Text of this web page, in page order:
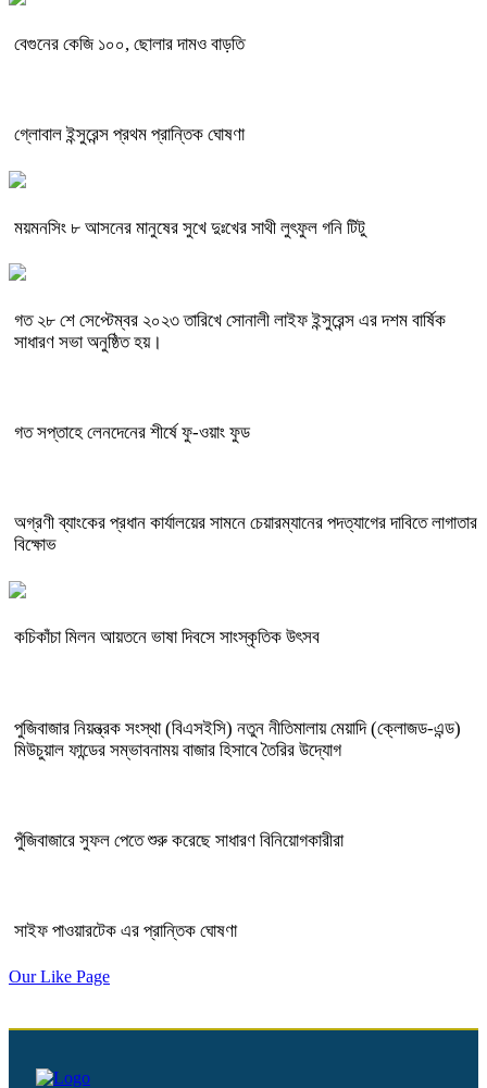
বেগুনের কেজি ১০০, ছোলার দামও বাড়তি
গ্লোবাল ইন্সুরেন্স প্রথম প্রান্তিক ঘোষণা
ময়মনসিং ৮ আসনের মানুষের সুখে দুঃখের সাথী লুৎফুল গনি টিটু
গত ২৮ শে সেপ্টেম্বর ২০২৩ তারিখে সোনালী লাইফ ইন্সুরেন্স এর দশম বার্ষিক
সাধারণ সভা অনুষ্ঠিত হয়।
গত সপ্তাহে লেনদেনের শীর্ষে ফু-ওয়াং ফুড
অগ্রণী ব্যাংকের প্রধান কার্যালয়ের সামনে চেয়ারম্যানের পদত্যাগের দাবিতে লাগাতার
বিক্ষোভ
কচিকাঁচা মিলন আয়তনে ভাষা দিবসে সাংস্কৃতিক উৎসব
পুজিবাজার নিয়ন্ত্রক সংস্থা (বিএসইসি) নতুন নীতিমালায় মেয়াদি (ক্লোজড-এন্ড)
মিউচুয়াল ফান্ডের সম্ভাবনাময় বাজার হিসাবে তৈরির উদ্যোগ
পুঁজিবাজারে সুফল পেতে শুরু করেছে সাধারণ বিনিয়োগকারীরা
সাইফ পাওয়ারটেক এর প্রান্তিক ঘোষণা
Our Like Page